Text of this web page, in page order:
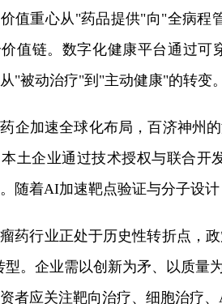
值重心从"药品提供"向"全病程
值链。数字化健康平台通过
"被动治疗"到"主动健康"的转变。
企加速全球化布局，百济神州
土企业通过技术授权与联合开
随着AI加速靶点验证与分子设
药行业正处于历史性转折点，
型。企业需以创新为矛、以质量
者应关注靶向治疗、细胞治疗